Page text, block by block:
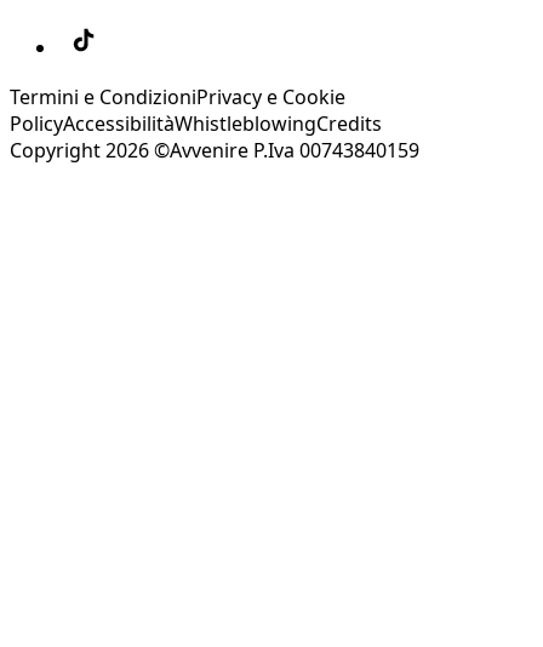
Termini e CondizioniPrivacy e Cookie
PolicyAccessibilitàWhistleblowingCredits
Copyright 2026 ©Avvenire P.Iva 00743840159